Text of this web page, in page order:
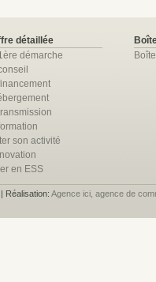
détaillée
démarche
son activité
en ESS
Réalisation: Agence ici, agence de